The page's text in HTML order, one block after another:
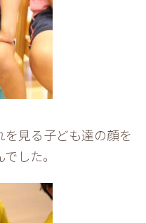
見る子ども達の顔を
した。